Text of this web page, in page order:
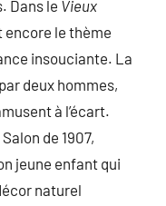
Dans le Vieux
encore le thème
insouciante. La
deux hommes,
à l’écart.
de 1907,
jeune enfant qui
naturel